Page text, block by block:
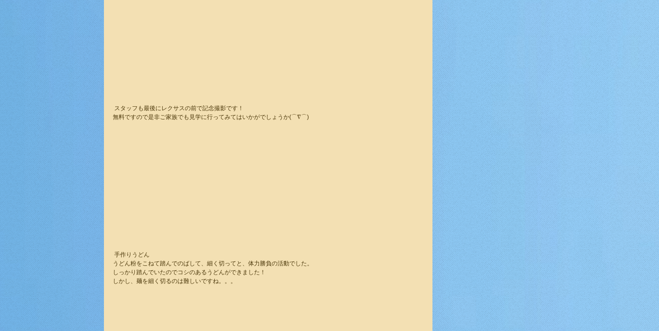
スタッフも最後にレクサスの前で記念撮影です！
無料ですので是非ご家族でも見学に行ってみてはいかがでしょうか(⌒∇⌒)
手作りうどん
うどん粉をこねて踏んでのばして、細く切ってと、体力勝負の活動でした。
しっかり踏んでいたのでコシのあるうどんができました！
しかし、麺を細く切るのは難しいですね。。。